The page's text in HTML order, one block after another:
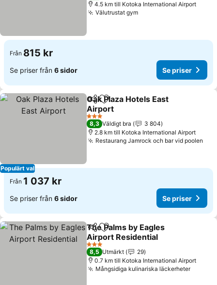
4.5 km till Kotoka International Airport
Välutrustat gymSe priser
Från 815 kr
Se priser från 6 sidor Se priser
Populärt val
Dela Lägg till i Mina Favoriter
Oak Plaza Hotels East
Airport
Se priser
3 Stjärnor
8,3 Väldigt bra
3 804
2.8 km till Kotoka International Airport
Restaurang Jamrock och bar vid poolen
Från 1 037 kr
Se priser från 6 sidor Se priser
Dela Lägg till i Mina Favoriter
The Palms by Eagles
Airport Residential
Se priser
3 Stjärnor
8,5 Utmärkt
29
0.7 km till Kotoka International Airport
Mångsidiga kulinariska läckerheterSe